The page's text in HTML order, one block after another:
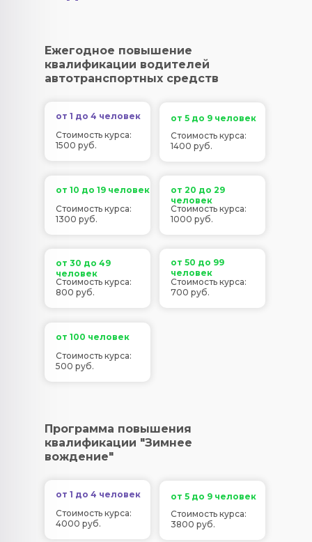
Ежегодное повышение
квалификации водителей
автотранспортных средств
от 1 до 4 человек
Стоимость курса:
1500 руб.
от 5 до 9 человек
от 10 до 19 человек
от 20 до 29
человек
от 30 до 49
человек
от 50 до 99
человек
от 100 человек
Стоимость курса:
1400 руб.
Стоимость курса:
1300 руб.
Стоимость курса:
1000 руб.
Стоимость курса:
800 руб.
Стоимость курса:
700 руб.
Стоимость курса:
500 руб.
Программа повышения
квалификации "Зимнее
вождение"
от 1 до 4 человек
Стоимость курса:
4000 руб.
от 5 до 9 человек
Стоимость курса:
3800 руб.